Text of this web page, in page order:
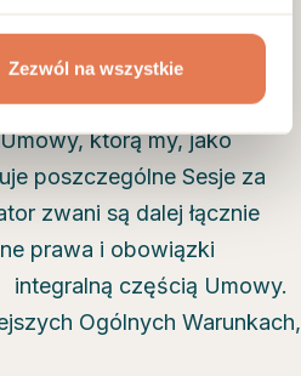
Zezwól na wszystkie
usług opisanych w
którą my, jako
poszczególne Sesje za
zwani są dalej łącznie
prawa i obowiązki
integralną częścią Umowy.
Ogólnych Warunkach,